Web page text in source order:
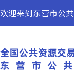
欢迎来到东营市公